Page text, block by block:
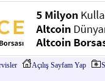
Açılış Sayfam Yap